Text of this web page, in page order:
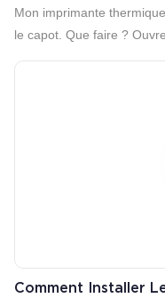
Du Couvercle Qui
Mon imprimante
le capot. Que faire ?
Comment Installer